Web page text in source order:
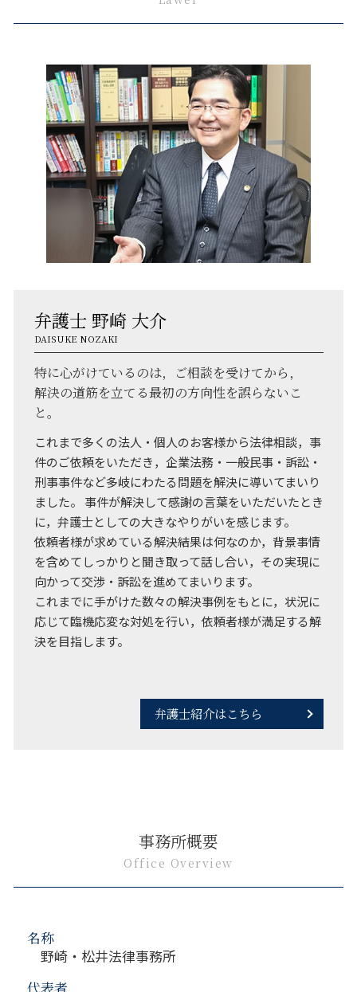
弁護士 野崎 大介
DAISUKE NOZAKI
特に心がけているのは，ご相談を受けてから，
解決の道筋を立てる最初の方向性を誤らないこ
と。
これまで多くの法人・個人のお客様から法律相談，事
件のご依頼をいただき，企業法務・一般民事・訴訟・
刑事事件など多岐にわたる問題を解決に導いてまいり
ました。 事件が解決して感謝の言葉をいただいたとき
に，弁護士としての大きなやりがいを感じます。
依頼者様が求めている解決結果は何なのか，背景事情
を含めてしっかりと聞き取って話し合い，その実現に
向かって交渉・訴訟を進めてまいります。
これまでに手がけた数々の解決事例をもとに，状況に
応じて臨機応変な対処を行い，依頼者様が満足する解
決を目指します。
弁護士紹介はこちら
事務所概要
Office Overview
名称
野崎・松井法律事務所
代表者